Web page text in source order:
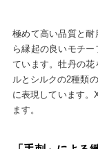
極めて高い品質と
ら縁起の良いモチ
ています。牡丹の
ルとシルクの2種類
に表現しています。
ます。